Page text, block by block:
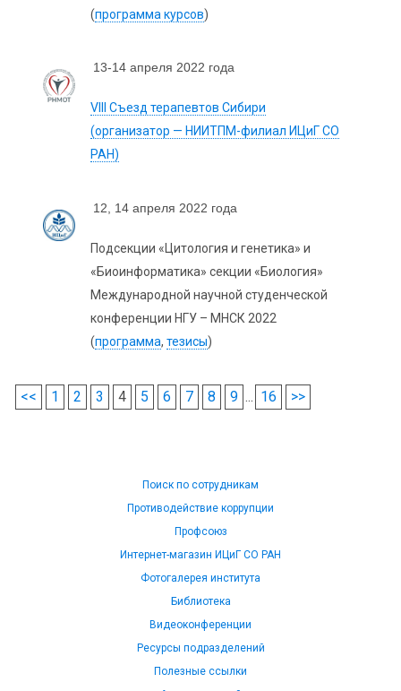
(программа курсов)
13-14 апреля 2022 года
VIII Съезд терапевтов Сибири
(организатор — НИИТПМ-филиал ИЦиГ СО
РАН)
12, 14 апреля 2022 года
Подсекции «Цитология и генетика» и
«Биоинформатика» секции «Биология»
Международной научной студенческой
конференции НГУ – МНСК 2022
(программа,тезисы)
<< 1 2 3 4 5 6 7 8 9 ... 16 >>
Поиск по сотрудникам
Противодействие коррупции
Профсоюз
Интернет-магазин ИЦиГ СО РАН
Фотогалерея института
Библиотека
Видеоконференции
Ресурсы подразделений
Полезные ссылки